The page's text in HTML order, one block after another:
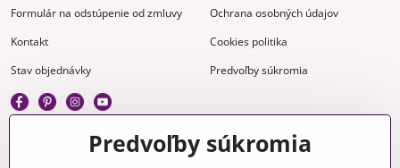
Formulár na odstúpenie od zmluvy
Ochrana osobných údajov
Kontakt
Cookies politika
Stav objednávky
Predvoľby súkromia
Predvoľby súkromia